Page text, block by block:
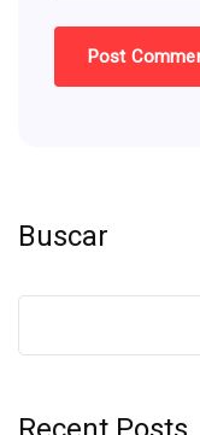
Buscar